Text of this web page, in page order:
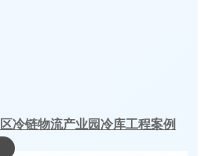
冷链物流产业园冷库工程案例